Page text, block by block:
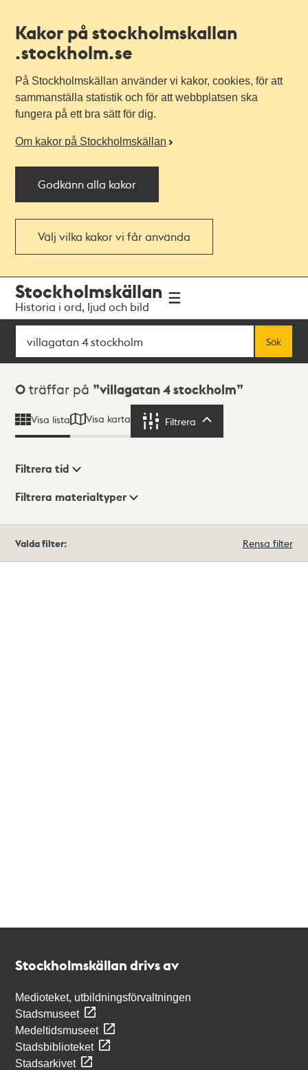
Kakor på stockholmskallan
.stockholm.se
På Stockholmskällan använder vi kakor, cookies, för att
sammanställa statistik och för att webbplatsen ska
fungera på ett bra sätt för dig.
Om kakor på Stockholmskällan
Godkänn alla kakor
Välj vilka kakor vi får använda
navigationen
huvudinnehållet
Stockholmskällan
Historia i ord, ljud och bild
Sök
Sök
Sökresultat
0 träffar på villagatan 4 stockholm
Visa lista Visa karta Filtrera
Visningsläge
Filtrera tid
Filtrera materialtyper
träffar
Valda filter: Rensa filter
Stockholmskällan drivs av
Medioteket, utbildningsförvaltningen
Stadsmuseet
Medeltidsmuseet
Stadsbiblioteket
Stadsarkivet